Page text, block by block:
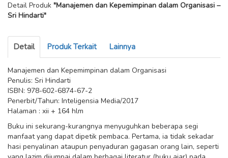
Detail Produk "Manajemen dan Kepemimpinan dalam Organisasi –
Sri Hindarti"
Detail Produk Terkait Lainnya
Manajemen dan Kepemimpinan dalam Organisasi
Penulis: Sri Hindarti
ISBN: 978-602-6874-67-2
Penerbit/Tahun: Inteligensia Media/2017
Halaman : xii + 164 hlm
Buku ini sekurang-kurangnya menyuguhkan beberapa segi
manfaat yang dapat dipetik pembaca. Pertama, ia tidak sekadar
hasi penyalinan ataupun penyaduran gagasan orang lain, seperti